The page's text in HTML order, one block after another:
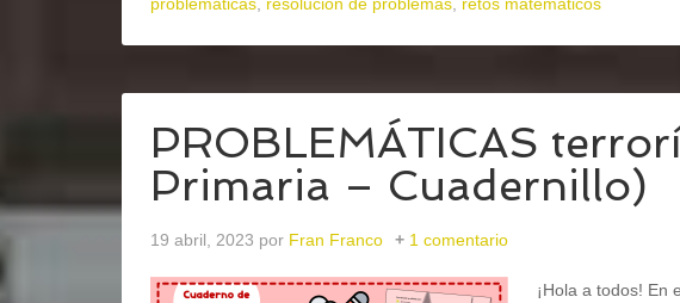
PROBLEMÁTICAS
Primaria – Cuadernillo)
19 abril, 2023 por Fran Franco 1 comentario
¡Hola a todos! En